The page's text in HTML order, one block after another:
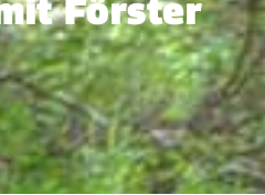
Förster